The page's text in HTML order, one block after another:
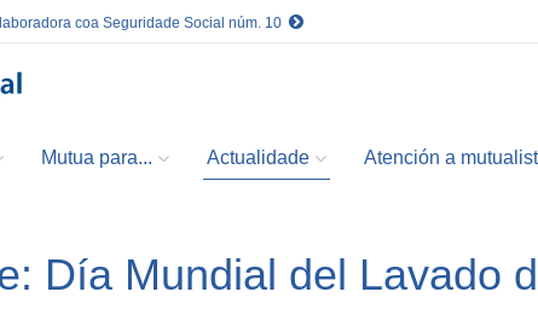
coa Seguridade Social núm. 10
Mutua para... Actualidade Atención a
Día Mundial del Lavado